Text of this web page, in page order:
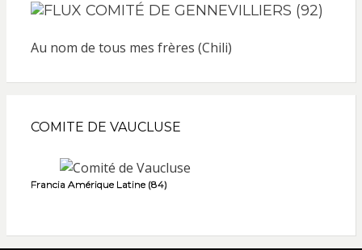
COMITÉ DE GENNEVILLIERS (92)
Au nom de tous mes frères (Chili)
COMITE DE VAUCLUSE
Francia Amérique Latine (84)